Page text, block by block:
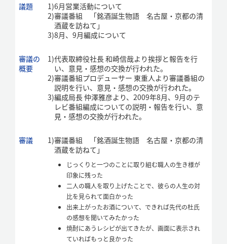
議題 1)6月営業活動について
2)審議番組 「銘酒誕生物語 名古屋・京都の清
酒蔵を訪ねて」
3)8月、9月編成について
審議の
概要
1)代表取締役社長 和崎信哉より挨拶と報告を行
い、意見・感想の交換が行われた。
2)審議番組プロデューサー 東重人より審議番組の
説明を行い、意見・感想の交換が行われた。
3)編成局長 仲澤雅彦より、2009年8月、9月のテ
レビ番組編成についての説明・報告を行い、意
見・感想の交換が行われた。
審議 1)審議番組 「銘酒誕生物語 名古屋・京都の清
酒蔵を訪ねて」
じっくりと一つのことに取り組む職人の生き様が
印象に残った
二人の職人を取り上げたことで、彼らの人生の対
比を見られて面白かった
出来上がったお酒について、できれば先代の杜氏
の感想を聞いてみたかった
焼酎にあうレシピが出てきたが、画面に表示され
ていればもっと良かった